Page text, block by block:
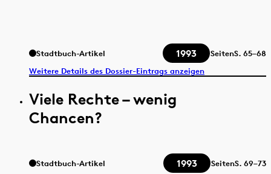
Stadtbuch-Artikel 1993 SeitenS. 65–68
Weitere Details des Dossier-Eintrags anzeigen
Viele Rechte – wenig
Chancen?
Stadtbuch-Artikel 1993 SeitenS. 69–73